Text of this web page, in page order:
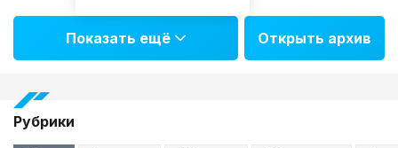
Показать ещё Открыть архив
Рубрики